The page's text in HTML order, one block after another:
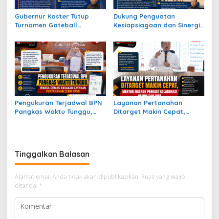
Gubernur Koster Tutup
Turnamen Gateball
Perjuangan Atlet Bali Raih
Juara
Dukung Penguatan
Kesiapsiagaan dan Sinergi
Gubernur Bali Koster Hadiri
Manuver Lapangan LKO
Kogabwilhan II
Pengukuran Terjadwal BPN
Pangkas Waktu Tunggu,
Layanan Pertanahan
Ditarget Makin Cepat,
Tinggalkan Balasan
Alamat email Anda tidak akan dipublikasikan. Ruas yang wajib
ditandai *